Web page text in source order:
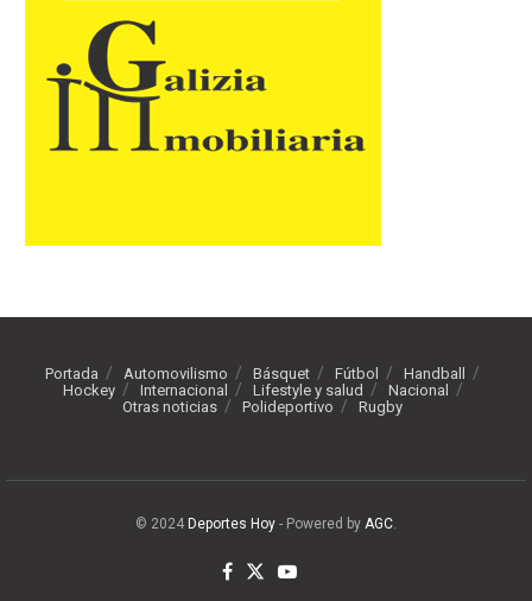
Portada Automovilismo Básquet Fútbol
Handball
Hockey
Internacional Lifestyle y salud
Nacional
Otras noticias
Polideportivo Rugby
© 2024 Deportes Hoy - Powered by AGC.